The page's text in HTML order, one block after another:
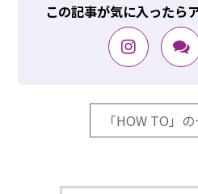
この記事が気に入ったら
「HOW TO」